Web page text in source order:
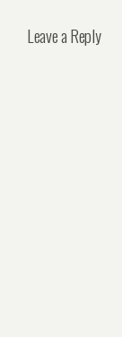
Leave a Reply